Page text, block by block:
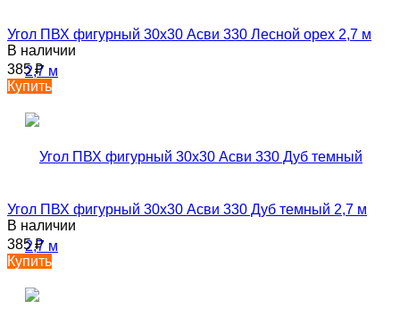
Угол ПВХ фигурный 30х30 Асви 330 Лесной орех 2,7 м
В наличии
385₽
Купить
Угол ПВХ фигурный 30х30 Асви 330 Дуб темный 2,7 м
В наличии
385₽
Купить